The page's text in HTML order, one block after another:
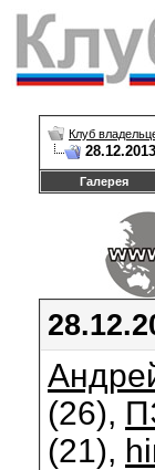
Клуб
28.12.2013
Галерея
(26),
(21),